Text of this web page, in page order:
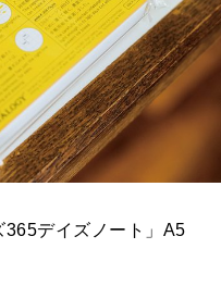
365デイズノート」A5